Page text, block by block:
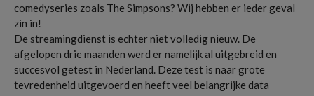
comedyseries zoals The Simpsons? Wij hebben er ieder geval
zin in!
De streamingdienst is echter niet volledig nieuw. De
afgelopen drie maanden werd er namelijk al uitgebreid en
succesvol getest in Nederland. Deze test is naar grote
tevredenheid uitgevoerd en heeft veel belangrijke data